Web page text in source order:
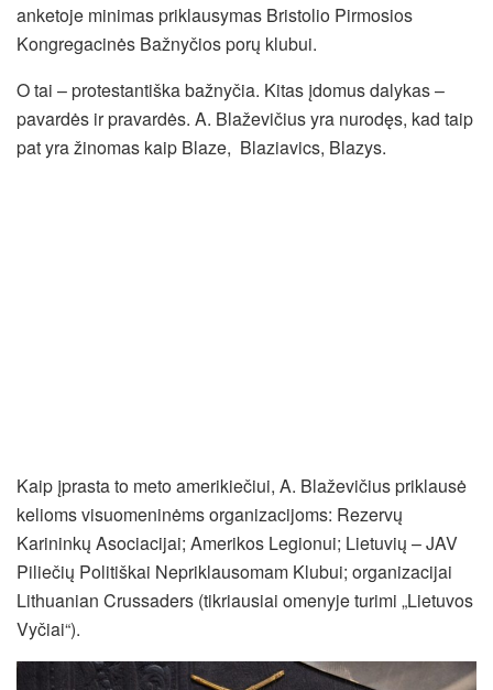
anketoje minimas priklausymas Bristolio Pirmosios
Kongregacinės Bažnyčios porų klubui.
O tai – protestantiška bažnyčia. Kitas įdomus dalykas –
pavardės ir pravardės. A. Blaževičius yra nurodęs, kad taip
pat yra žinomas kaip Blaze, Blaziavics, Blazys.
Kaip įprasta to meto amerikiečiui, A. Blaževičius priklausė
kelioms visuomeninėms organizacijoms: Rezervų
Karininkų Asociacijai; Amerikos Legionui; Lietuvių – JAV
Piliečių Politiškai Nepriklausomam Klubui; organizacijai
Lithuanian Crussaders (tikriausiai omenyje turimi „Lietuvos
Vyčiai“).